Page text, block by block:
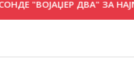
ДВА" ЗА НАЈМАЊЕ